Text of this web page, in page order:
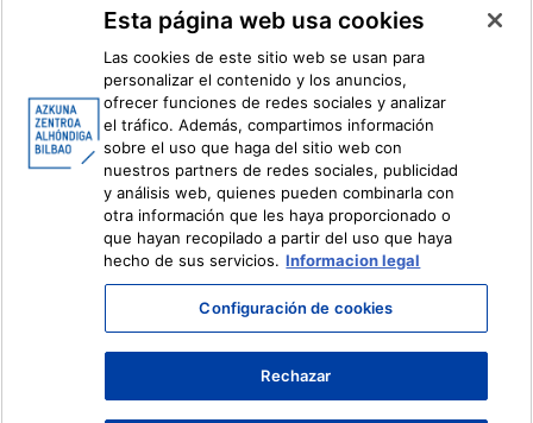
Facebook
X
Ivoox
Información legal Sistema Interno de Información
Esta página web usa cookies
Las cookies de este sitio web se usan para
personalizar el contenido y los anuncios,
ofrecer funciones de redes sociales y analizar
el tráfico. Además, compartimos información
sobre el uso que haga del sitio web con
nuestros partners de redes sociales, publicidad
y análisis web, quienes pueden combinarla con
otra información que les haya proporcionado o
que hayan recopilado a partir del uso que haya
hecho de sus servicios. Informacion legal
Configuración de cookies
Rechazar